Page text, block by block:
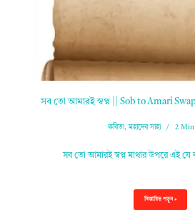
সব তো আমারই স্বপ্ন || Sob to Amari
কবিতা,মহাদেব সাহা 2 Min
সব তো আমারই স্বপ্ন মাথার উপরে এই
বিস্তারিত পড়ুন »